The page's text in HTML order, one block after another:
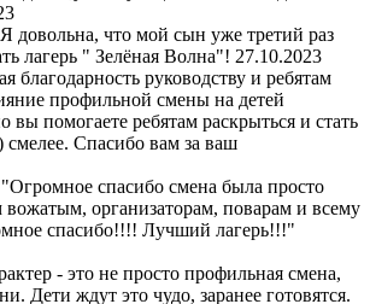
довольна, что мой сын уже третий раз
лагерь " Зелёная Волна"! 27.10.2023
благодарность руководству и ребятам
профильной смены на детей
вы помогаете ребятам раскрыться и стать
Спасибо вам за ваш
спасибо смена была просто
организаторам, поварам и всему
спасибо!!!! Лучший лагерь!!!"
- это не просто профильная смена,
Дети ждут это чудо, заранее готовятся.